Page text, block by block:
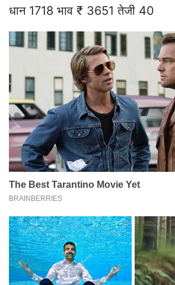
धान 1718 भाव ₹ 3651 तेजी 40